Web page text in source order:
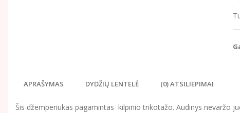
APRAŠYMAS DYDŽIŲ LENTELĖ (0) ATSILIEPIMAI
Šis džemperiukas pagamintas kilpinio trikotažo. Audinys nevaržo